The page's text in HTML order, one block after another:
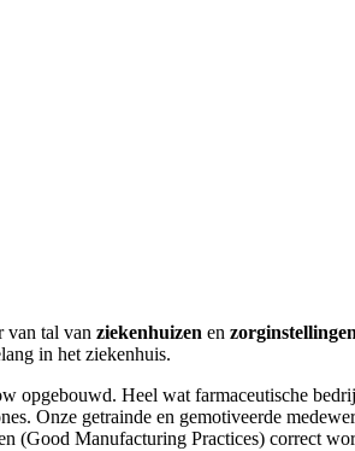
van tal van ziekenhuizen en
in het ziekenhuis.
opgebouwd. Heel wat farmaceutische
Onze getrainde en gemotiveerde
(Good Manufacturing Practices) correct